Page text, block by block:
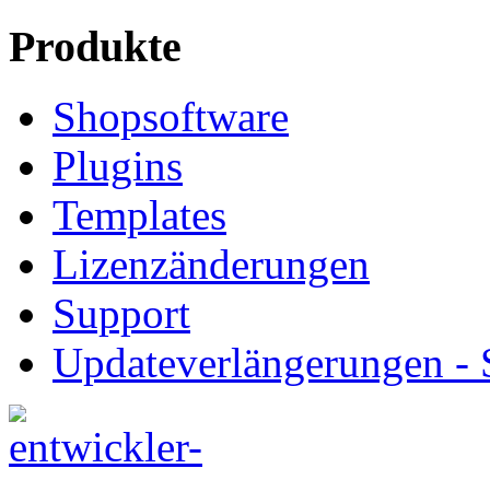
Produkte
Shopsoftware
Plugins
Templates
Lizenzänderungen
Support
Updateverlängerungen -